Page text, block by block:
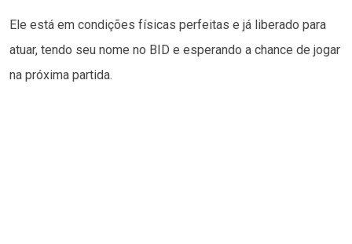
Ele está em condições físicas perfeitas e já liberado para
atuar, tendo seu nome no BID e esperando a chance de jogar
na próxima partida.